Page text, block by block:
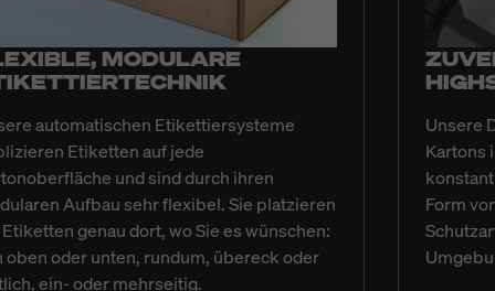
MODULARE
automatischen Etikettiersysteme
Etiketten auf jede
und sind durch ihren
Aufbau sehr flexibel. Sie platzieren
genau dort, wo Sie es wünschen:
oben oder unten, rundum, übereck oder
ein- oder mehrseitig.
Unsere
Kartons
Form